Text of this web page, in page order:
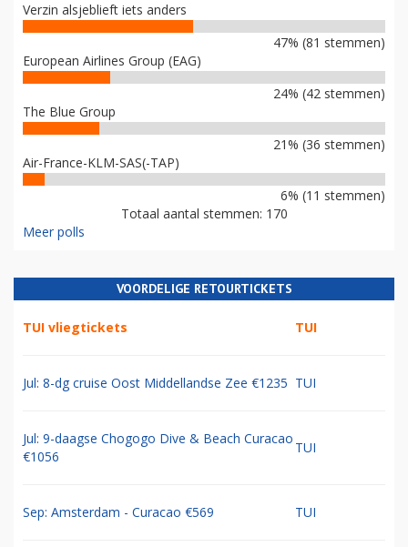
Verzin alsjeblieft iets anders
47% (81 stemmen)
European Airlines Group (EAG)
24% (42 stemmen)
The Blue Group
21% (36 stemmen)
Air-France-KLM-SAS(-TAP)
6% (11 stemmen)
Totaal aantal stemmen: 170
Meer polls
VOORDELIGE RETOURTICKETS
TUI vliegtickets TUI
Jul: 8-dg cruise Oost Middellandse Zee €1235 TUI
Jul: 9-daagse Chogogo Dive & Beach Curacao
€1056
TUI
Sep: Amsterdam - Curacao €569 TUI